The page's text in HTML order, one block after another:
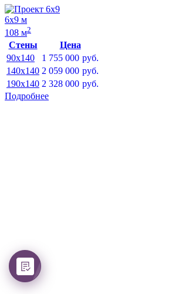
6х9 м
108 м2
Стены
Цена
90x140
1 755 000 руб.
140x140 2 059 000 руб.
190x140 2 328 000 руб.
Подробнее